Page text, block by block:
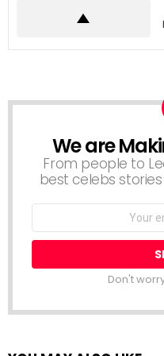
NEWSLETTER
We are
From people to
best celebs
Don't